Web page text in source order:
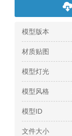
模型版本
材质贴图
模型灯光
模型风格
模型ID
文件大小